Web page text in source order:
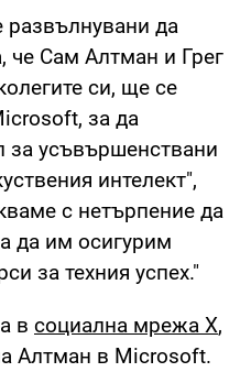
да
че Сам Алтман и Грег
си, ще се
за да
за усъвършенствани
интелект",
с нетърпение да
да им осигурим
за техния успех."
в социална мрежа Х,
Алтман в Microsoft.